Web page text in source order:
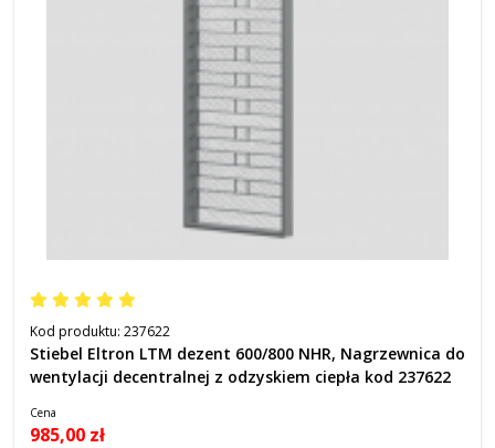
Kod produktu: 237622
Stiebel Eltron LTM dezent 600/800 NHR, Nagrzewnica do
wentylacji decentralnej z odzyskiem ciepła kod 237622
Cena
985,00 zł